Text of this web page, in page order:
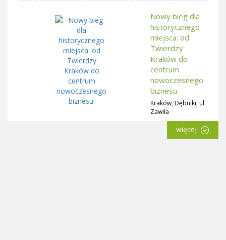
Nowy bieg dla
historycznego
miejsca: od
Twierdzy
Kraków do
centrum
nowoczesnego
biznesu.
Kraków, Dębniki, ul.
Zawiła
więcej